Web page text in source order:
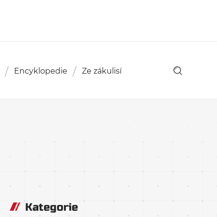
Encyklopedie Ze zákulisí
Kategorie